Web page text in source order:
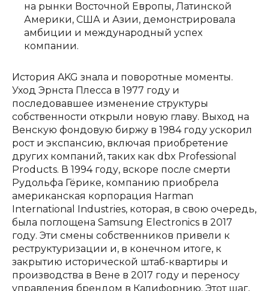
на рынки Восточной Европы, Латинской
Америки, США и Азии, демонстрировала
амбиции и международный успех
компании.
История AKG знала и поворотные моменты.
Уход Эрнста Плесса в 1977 году и
последовавшее изменение структуры
собственности открыли новую главу. Выход на
Венскую фондовую биржу в 1984 году ускорил
рост и экспансию, включая приобретение
других компаний, таких как dbx Professional
Products. В 1994 году, вскоре после смерти
Рудольфа Гёрике, компанию приобрела
американская корпорация Harman
International Industries, которая, в свою очередь,
была поглощена Samsung Electronics в 2017
году. Эти смены собственников привели к
реструктуризации и, в конечном итоге, к
закрытию исторической штаб-квартиры и
производства в Вене в 2017 году и переносу
управления брендом в Калифорнию. Этот шаг,